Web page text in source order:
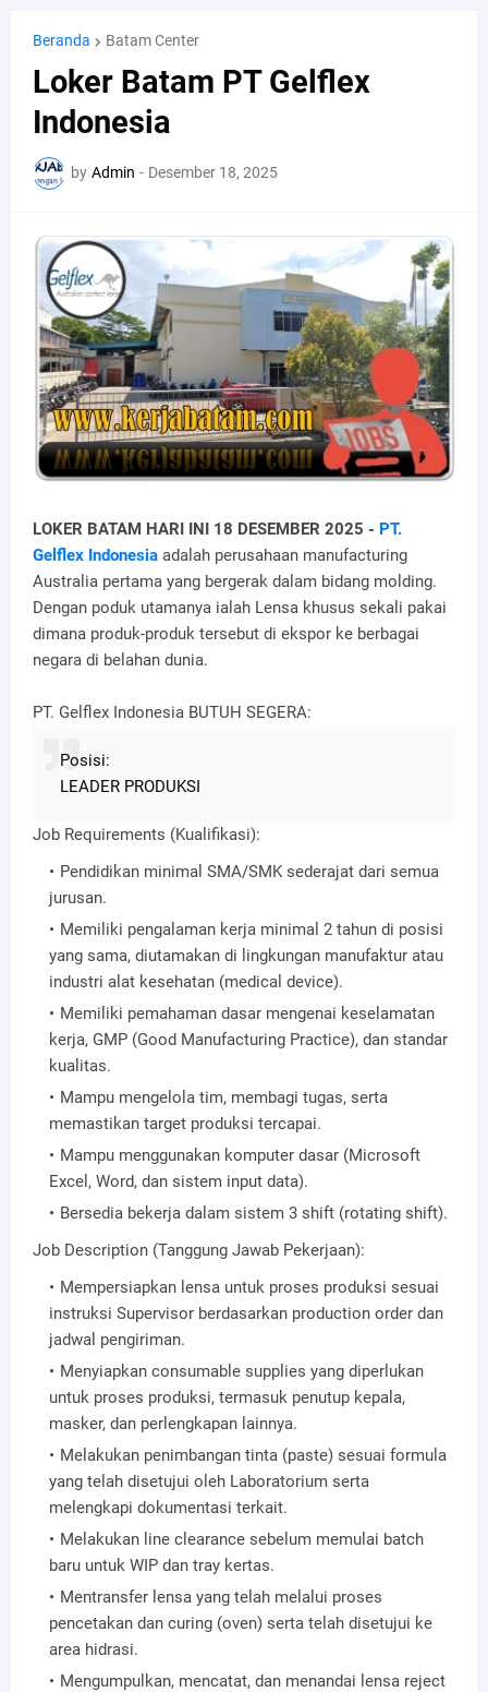
Beranda Batam Center
Loker Batam PT Gelflex
Indonesia
by Admin - Desember 18, 2025
LOKER BATAM HARI INI 18 DESEMBER 2025 - PT.
Gelflex Indonesia adalah perusahaan manufacturing
Australia pertama yang bergerak dalam bidang molding.
Dengan poduk utamanya ialah Lensa khusus sekali pakai
dimana produk-produk tersebut di ekspor ke berbagai
negara di belahan dunia.
PT. Gelflex Indonesia BUTUH SEGERA:
Posisi:
LEADER PRODUKSI
Job Requirements (Kualifikasi):
Pendidikan minimal SMA/SMK sederajat dari semua
jurusan.
Memiliki pengalaman kerja minimal 2 tahun di posisi
yang sama, diutamakan di lingkungan manufaktur atau
industri alat kesehatan (medical device).
Memiliki pemahaman dasar mengenai keselamatan
kerja, GMP (Good Manufacturing Practice), dan standar
kualitas.
Mampu mengelola tim, membagi tugas, serta
memastikan target produksi tercapai.
Mampu menggunakan komputer dasar (Microsoft
Excel, Word, dan sistem input data).
Bersedia bekerja dalam sistem 3 shift (rotating shift).
Job Description (Tanggung Jawab Pekerjaan):
Mempersiapkan lensa untuk proses produksi sesuai
instruksi Supervisor berdasarkan production order dan
jadwal pengiriman.
Menyiapkan consumable supplies yang diperlukan
untuk proses produksi, termasuk penutup kepala,
masker, dan perlengkapan lainnya.
Melakukan penimbangan tinta (paste) sesuai formula
yang telah disetujui oleh Laboratorium serta
melengkapi dokumentasi terkait.
Melakukan line clearance sebelum memulai batch
baru untuk WIP dan tray kertas.
Mentransfer lensa yang telah melalui proses
pencetakan dan curing (oven) serta telah disetujui ke
area hidrasi.
Mengumpulkan, mencatat, dan menandai lensa reject